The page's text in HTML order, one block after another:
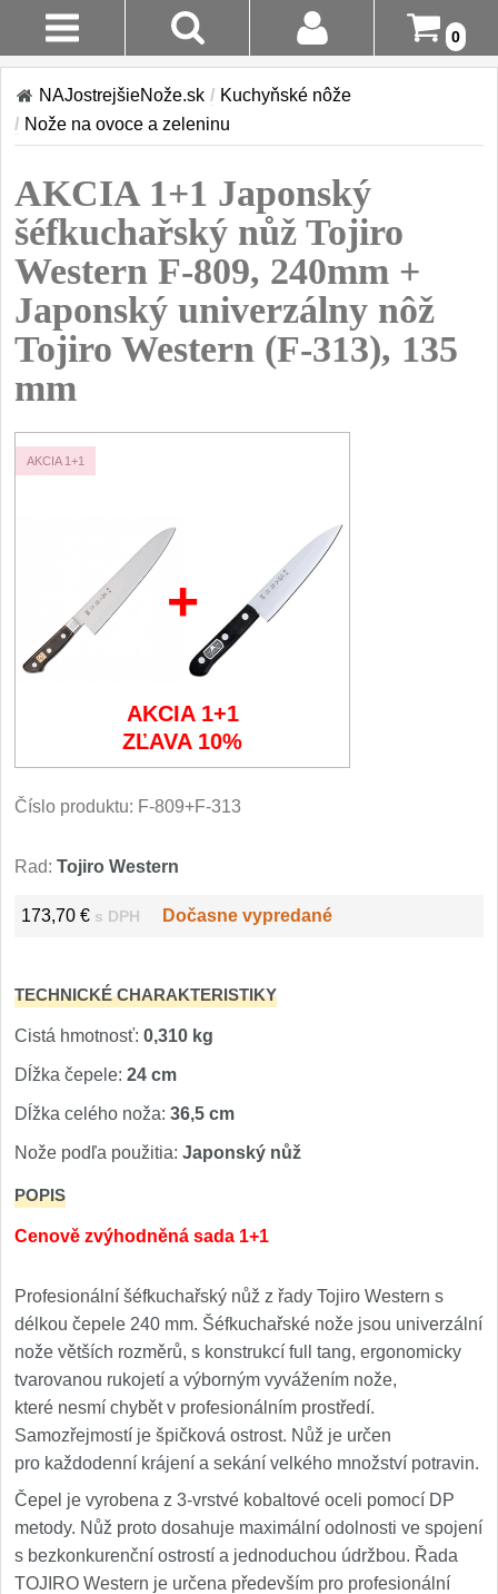
0
Stav
Objednávky
Registrácia
Doručenie
A Platba
Vrátenie Do
14 Dní
Reklamácia
Akcia!
Kuchyňské nôže
Sady nožov 9
Kuchařské nože
Univerzálny nože 50
Nože na ovoce a
zeleninu
Santoku nože
Filetovací nože 7
Nože na chleba 27
Vykosťovací nože 41
Steakové nože 2
Plátkovací nože 27
Porcovací nože
Sekáčky a speciální nože
Príslušenstvo 2
Zavírací nože
Vreckové 6
Taktické
Turistické
Nože s pevnou čepeľou
Taktické
Outdoorové 9
Špeciálne nože
Vrhacie 12
NAJostrejšieNože.sk / Kuchyňské nôže
/ Nože na ovoce a zeleninu
AKCIA 1+1 Japonský
šéfkuchařský nůž Tojiro
Western F-809, 240mm +
Japonský univerzálny nôž
Tojiro Western (F-313), 135
mm
AKCIA 1+1
+
AKCIA 1+1
ZĽAVA 10%
Číslo produktu: F-809+F-313
Rad: Tojiro Western
173,70 € s DPH Dočasne vypredané
TECHNICKÉ CHARAKTERISTIKY
Cistá hmotnosť: 0,310 kg
Dĺžka čepele: 24 cm
Dĺžka celého noža: 36,5 cm
Nože podľa použitia: Japonský nůž
POPIS
Cenově zvýhodněná sada 1+1
Profesionální šéfkuchařský nůž z řady Tojiro Western s
délkou čepele 240 mm. Šéfkuchařské nože jsou univerzální
nože větších rozměrů, s konstrukcí full tang, ergonomicky
tvarovanou rukojetí a výborným vyvážením nože,
které nesmí chybět v profesionálním prostředí.
Samozřejmostí je špičková ostrost. Nůž je určen
pro každodenní krájení a sekání velkého množství potravin.
Čepel je vyrobena z 3-vrstvé kobaltové oceli pomocí DP
metody. Nůž proto dosahuje maximální odolnosti ve spojení
s bezkonkurenční ostrostí a jednoduchou údržbou. Řada
TOJIRO Western je určena především pro profesionální